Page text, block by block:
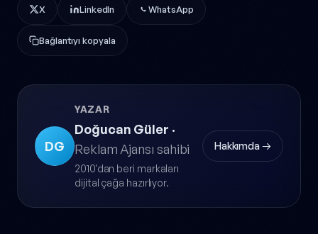
X LinkedIn WhatsApp
Bağlantıyı kopyala
DG
YAZAR
Doğucan Güler ·
Reklam Ajansı sahibi
2010'dan beri markaları
dijital çağa hazırlıyor.
Hakkımda →